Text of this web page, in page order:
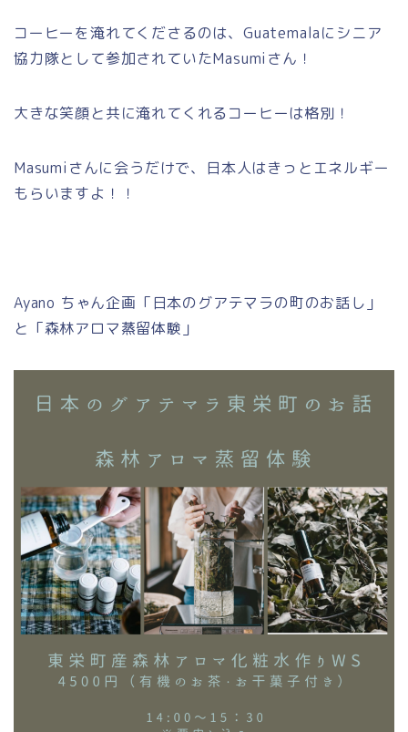
コーヒーを淹れてくださるのは、Guatemalaにシニア
協力隊として参加されていたMasumiさん！
大きな笑顔と共に淹れてくれるコーヒーは格別！
Masumiさんに会うだけで、日本人はきっとエネルギー
もらいますよ！！
Ayano ちゃん企画「日本のグアテマラの町のお話し」
と「森林アロマ蒸留体験」